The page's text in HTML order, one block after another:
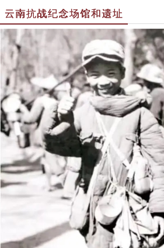
云南抗战纪念场馆和遗址